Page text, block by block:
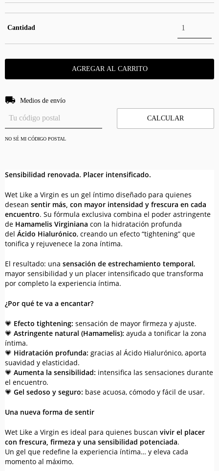
Cantidad
Entregas para el CP:
Medios de envío
CALCULAR
NO SÉ MI CÓDIGO POSTAL
Sensibilidad renovada. Placer intensificado.
Wet Like a Virgin es un gel íntimo diseñado para quienes
desean sentir más, con mayor intensidad y frescura en cada
encuentro. Su fórmula exclusiva combina el poder astringente
de Hamamelis Virginiana con la hidratación profunda
del Ácido Hialurónico, creando un efecto “tightening” que
tonifica y rejuvenece la zona íntima.
El resultado: una sensación de estrechamiento temporal,
mayor sensibilidad y un placer intensificado que transforma
por completo la experiencia íntima.
¿Por qué te va a encantar?
💗 Efecto tightening: sensación de mayor firmeza y ajuste.
💗 Astringente natural (Hamamelis): ayuda a tonificar la zona
íntima.
💗 Hidratación profunda: gracias al Ácido Hialurónico, aporta
suavidad y elasticidad.
💗 Aumenta la sensibilidad: intensifica las sensaciones durante
el encuentro.
💗 Gel sedoso y seguro: base acuosa, cómodo y fácil de usar.
Una nueva forma de sentir
Wet Like a Virgin es ideal para quienes buscan vivir el placer
con frescura, firmeza y una sensibilidad potenciada.
Un gel que redefine la experiencia íntima… y eleva cada
momento al máximo.